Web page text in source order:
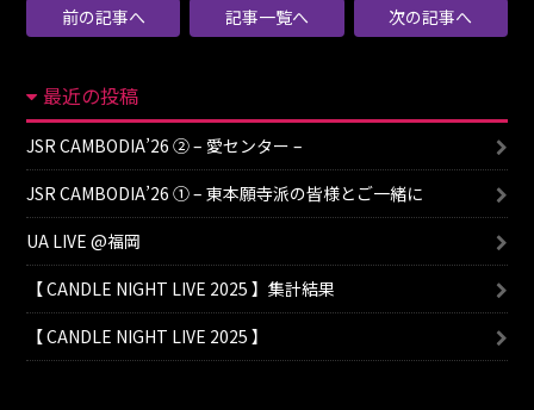
前の記事へ 記事一覧へ 次の記事へ
最近の投稿
JSR CAMBODIA’26 ② – 愛センター –
JSR CAMBODIA’26 ① – 東本願寺派の皆様とご一緒に
UA LIVE @福岡
【 CANDLE NIGHT LIVE 2025 】集計結果
【 CANDLE NIGHT LIVE 2025 】